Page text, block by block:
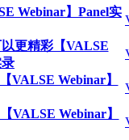
Webinar】Panel实
更精彩【VALSE
VALSE Webinar】
VALSE Webinar】